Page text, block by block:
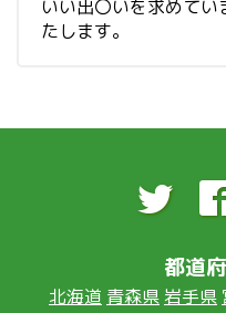
いい出〇いを求めて
たします。
都道
北海道 青森県 岩手県